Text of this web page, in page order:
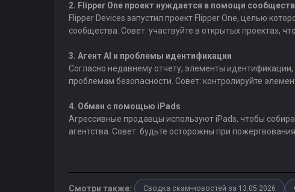
2. Flipper One проект нуждается в помощи
Flipper Devices запустил проект Flipper One, целью
сообщества. Совет: участвуйте в открытых проектах,
3. Агент AI и проблемы идентификации
Согласно недавнему отчету, элементы
проблемам безопасности. Совет: контролируйте
4. Обман с помощью iPads
Агрессивные продавцы используют iPads, чтобы
агентства. Совет: будьте осторожны при
Смотри также: Сводка скам-новостей за 13.05.2026